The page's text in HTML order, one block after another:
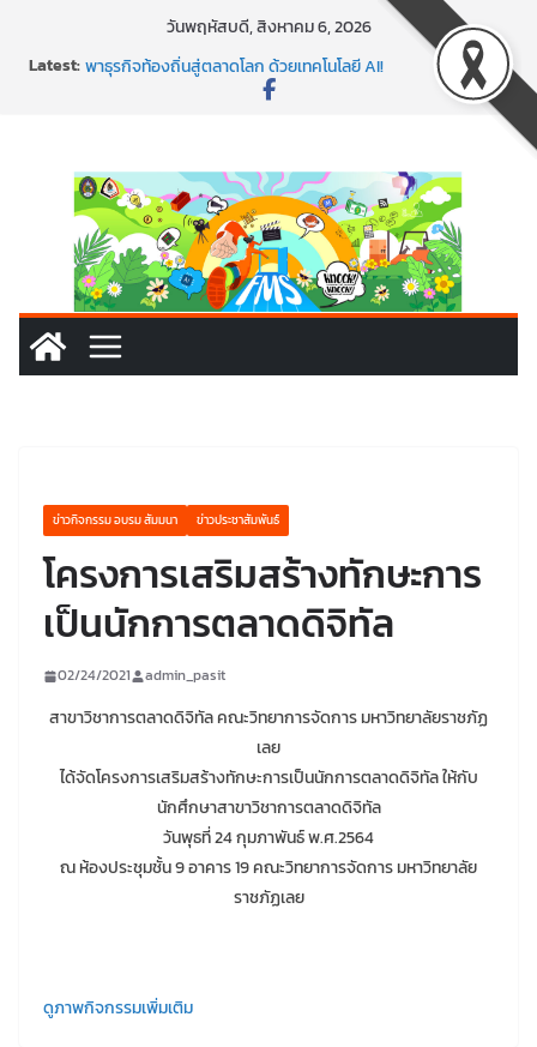
วันพฤหัสบดี, สิงหาคม 6, 2026
Latest:พร้อมลุยแล้ว! ปักหมุดโรดแมป AI อัปสกิลธุรกิจให้พุ่งทะยาน
พาธุรกิจท้องถิ่นสู่ตลาดโลก ด้วยเทคโนโลยี AI!
นอกจากเทคโนโลยีจะล้ำ หัวใจคนทำธุรกิจก็ต้องสตรอง!
ข่าวกิจกรรม อบรม สัมมนา ข่าวประชาสัมพันธ์
โครงการเสริมสร้างทักษะการ
เป็นนักการตลาดดิจิทัล
02/24/2021 admin_pasit
สาขาวิชาการตลาดดิจิทัล คณะวิทยาการจัดการ มหาวิทยาลัยราชภัฏ
เลย
ได้จัดโครงการเสริมสร้างทักษะการเป็นนักการตลาดดิจิทัล ให้กับ
นักศึกษาสาขาวิชาการตลาดดิจิทัล
วันพุธที่ 24 กุมภาพันธ์ พ.ศ.2564
ณ ห้องประชุมชั้น 9 อาคาร 19 คณะวิทยาการจัดการ มหาวิทยาลัย
ราชภัฏเลย
ดูภาพกิจกรรมเพิ่มเติม